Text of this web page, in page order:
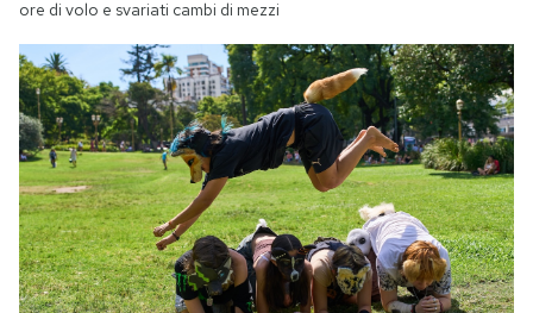
ore di volo e svariati cambi di mezzi